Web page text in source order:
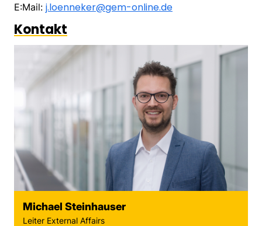
E:Mail: j.loenneker@gem-online.de
Kontakt
Michael Steinhauser
Leiter External Affairs